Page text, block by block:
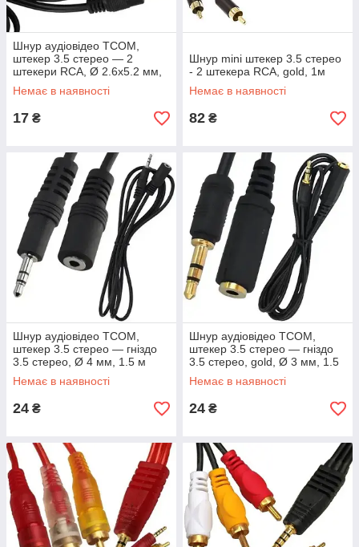
Шнур аудіовідео TCOM,
штекер 3.5 стерео — 2
штекери RCA, Ø 2.6х5.2 мм,
1.2 м
Немає в наявності
17 ₴
Шнур mini штекер 3.5 стерео
- 2 штекера RCA, gold, 1м
Немає в наявності
82 ₴
Шнур аудіовідео TCOM,
штекер 3.5 стерео — гніздо
3.5 стерео, Ø 4 мм, 1.5 м
Немає в наявності
24 ₴
Шнур аудіовідео TCOM,
штекер 3.5 стерео — гніздо
3.5 стерео, gold, Ø 3 мм, 1.5
м, чорний
Немає в наявності
24 ₴